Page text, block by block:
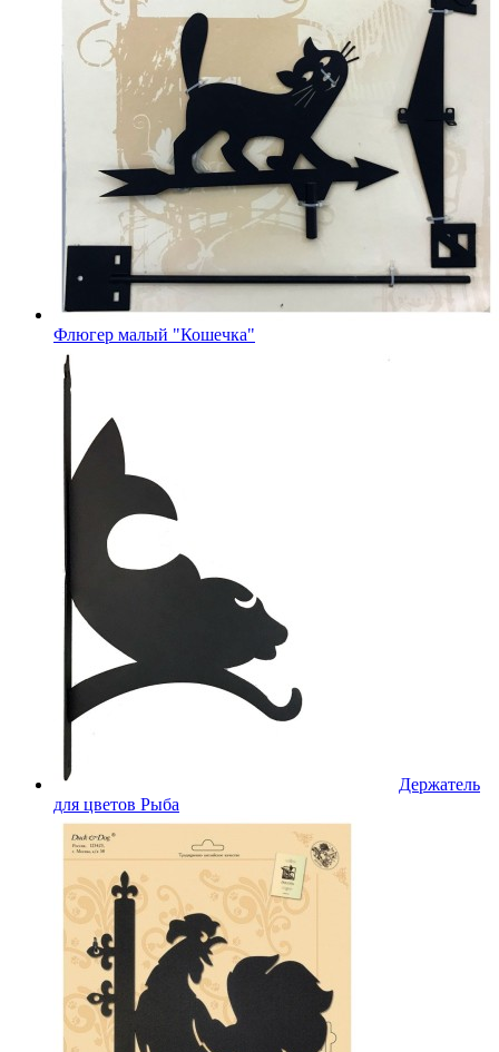
Флюгер малый "Кошечка"
Держатель
для цветов Рыба